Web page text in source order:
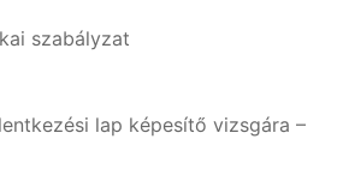
szabályzat
lap képesítő vizsgára –